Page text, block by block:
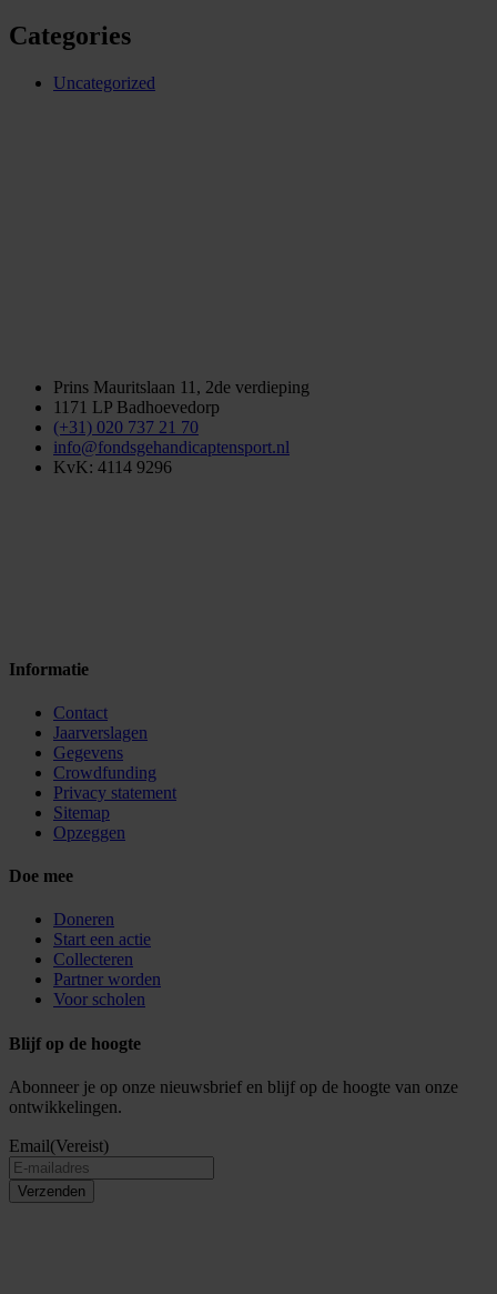
Categories
Uncategorized
Prins Mauritslaan 11, 2de verdieping
1171 LP Badhoevedorp
(+31) 020 737 21 70
info@fondsgehandicaptensport.nl
KvK: 4114 9296
Informatie
Contact
Jaarverslagen
Gegevens
Crowdfunding
Privacy statement
Sitemap
Opzeggen
Doe mee
Doneren
Start een actie
Collecteren
Partner worden
Voor scholen
Blijf op de hoogte
Abonneer je op onze nieuwsbrief en blijf op de hoogte van onze
ontwikkelingen.
Email(Vereist)
Verzenden